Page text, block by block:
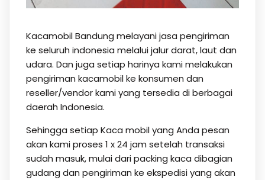
Kacamobil Bandung melayani jasa pengiriman
ke seluruh indonesia melalui jalur darat, laut dan
udara. Dan juga setiap harinya kami melakukan
pengiriman kacamobil ke konsumen dan
reseller/vendor kami yang tersedia di berbagai
daerah Indonesia.
Sehingga setiap Kaca mobil yang Anda pesan
akan kami proses 1 x 24 jam setelah transaksi
sudah masuk, mulai dari packing kaca dibagian
gudang dan pengiriman ke ekspedisi yang akan